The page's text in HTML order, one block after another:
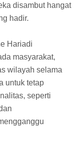
disambut hangat
hadir.
Hariadi
masyarakat,
wilayah selama
untuk tetap
seperti